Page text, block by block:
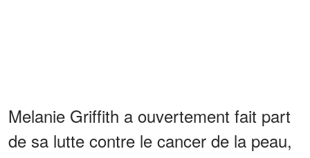
Melanie Griffith a ouvertement fait part
de sa lutte contre le cancer de la peau,